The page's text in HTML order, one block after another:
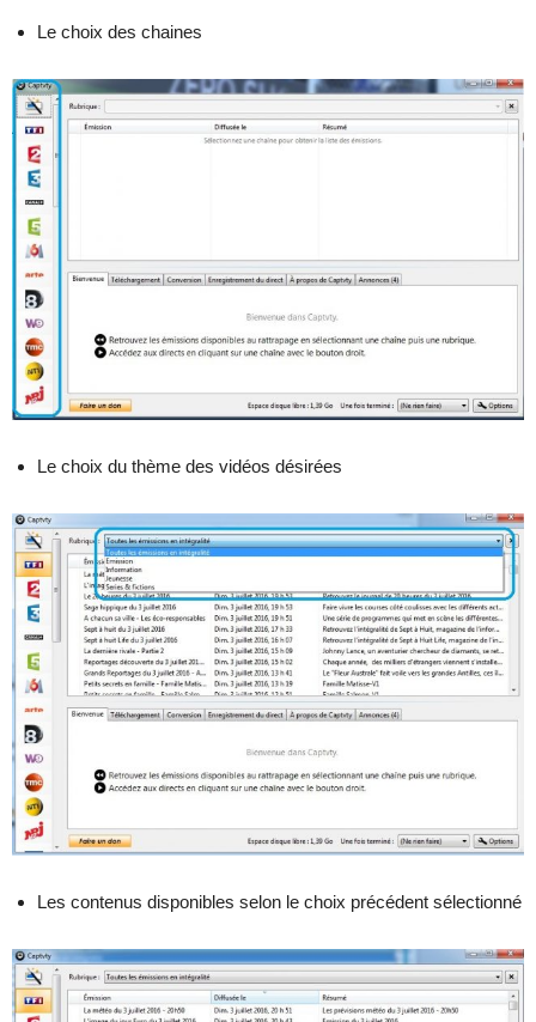
Le choix des chaines
Le choix du thème des vidéos désirées
Les contenus disponibles selon le choix précédent sélectionné